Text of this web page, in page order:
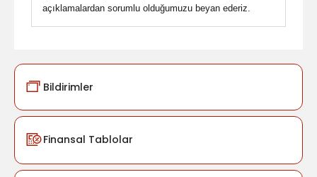
açıklamalardan sorumlu olduğumuzu beyan ederiz.
Bildirimler
Finansal Tablolar